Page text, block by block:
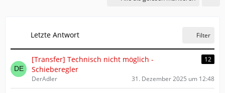
Letzte Antwort Filter
[Transfer] Technisch nicht möglich -
Schieberegler
12
DerAdler 31. Dezember 2025 um 12:48